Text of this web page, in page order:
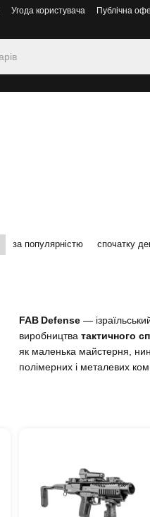
Угода користувача Публічна
за популярністю спочатку
FAB Defense —
виробництватактичного
як маленька майстерня,
полімерних і металевих
GL‑CORE, GL‑SHOCK,
компенсаторами
Ergonomic grips,